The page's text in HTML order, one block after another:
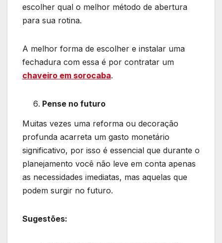
escolher qual o melhor método de abertura
para sua rotina.
A melhor forma de escolher e instalar uma
fechadura com essa é por contratar um
chaveiro em sorocaba.
Pense no futuro
Muitas vezes uma reforma ou decoração
profunda acarreta um gasto monetário
significativo, por isso é essencial que durante o
planejamento você não leve em conta apenas
as necessidades imediatas, mas aquelas que
podem surgir no futuro.
Sugestões: